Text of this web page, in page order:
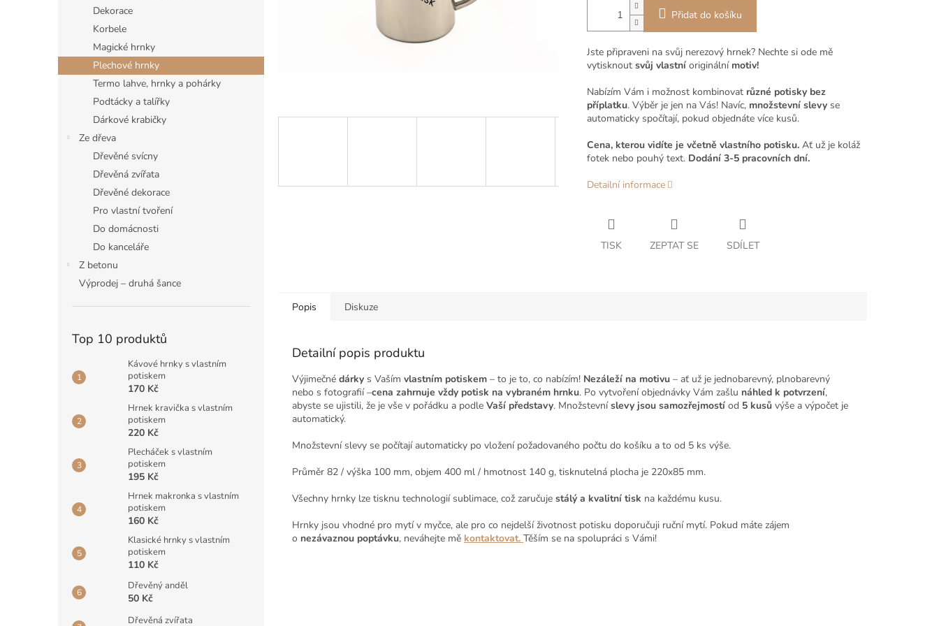
Dekorace
Korbele
Magické hrnky
Plechové hrnky
Termo lahve, hrnky a pohárky
Podtácky a talířky
Dárkové krabičky
Ze dřeva
Dřevěné svícny
Dřevěná zvířata
Dřevěné dekorace
Pro vlastní tvoření
Do domácnosti
Do kanceláře
Z betonu
Výprodej – druhá šance
Top 10 produktů
Kávové hrnky s vlastním
potiskem
170 Kč
Hrnek kravička s vlastním
potiskem
220 Kč
Plecháček s vlastním
potiskem
195 Kč
Hrnek makronka s vlastním
potiskem
160 Kč
Klasické hrnky s vlastním
potiskem
110 Kč
Dřevěný anděl
50 Kč
Dřevěná zvířata
Přidat do košíku
Jste připraveni na svůj nerezový hrnek? Nechte si ode mě
vytisknout svůj vlastníoriginálnímotiv!
Nabízím Vám i možnost kombinovat různé potisky bez
příplatku. Výběr je jen na Vás! Navíc, množstevní slevyse
automaticky spočítají, pokud objednáte více kusů.
Cena, kterou vidíte je včetně vlastního potisku.Ať už je koláž
fotek nebo pouhý text. Dodání 3-5 pracovních dní.
Detailní informace
TISK ZEPTAT SE SDÍLET
Popis Diskuze
Detailní popis produktu
Výjimečné dárky s Vaším vlastním potiskem – to je to, co nabízím! Nezáleží na motivu – ať už je jednobarevný, plnobarevný
nebo s fotografií –cena zahrnuje vždy potisk na vybraném hrnku. Po vytvoření objednávky Vám zašlu náhled k potvrzení,
abyste se ujistili, že je vše v pořádku a podle Vaší představy. Množstevní slevy jsou samozřejmostí od 5 kusů výše a výpočet je
automatický.
Množstevní slevy se počítají automaticky po vložení požadovaného počtu do košíku a to od 5 ks výše.
Průměr 82 / výška 100 mm, objem 400 ml / hmotnost 140 g, tisknutelná plocha je 220x85 mm.
Všechny hrnky lze tisknu technologií sublimace, což zaručuje stálý a kvalitní tisk na každému kusu.
Hrnky jsou vhodné pro mytí v myčce, ale pro co nejdelší životnost potisku doporučuji ruční mytí. Pokud máte zájem
o nezávaznou poptávku, neváhejte mě kontaktovat. Těším se na spolupráci s Vámi!